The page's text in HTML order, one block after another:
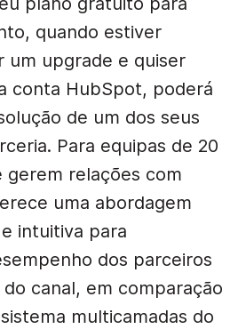
quando estiver
um upgrade e quiser
conta HubSpot, poderá
de um dos seus
Para equipas de 20
gerem relações com
uma abordagem
intuitiva para
dos parceiros
canal, em comparação
multicamadas do